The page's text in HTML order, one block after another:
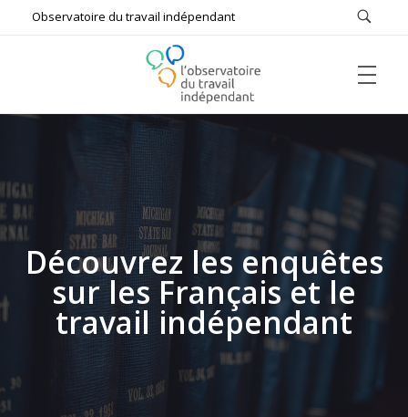
Observatoire du travail indépendant
L’OBSERVATOIRE
Qui sommes-nous ?
Missions
Actualités
#FUTUREOFWORK
Comptes rendus
Enquêtes
ÉTUDES & DOCUMENTS DE RÉFÉRENCE
Découvrez les enquêtes
sur les Français et le
travail indépendant